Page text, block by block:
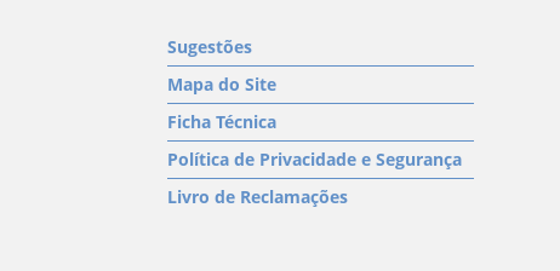
Sugestões
Mapa do Site
Ficha Técnica
Política de Privacidade e Segurança
Livro de Reclamações